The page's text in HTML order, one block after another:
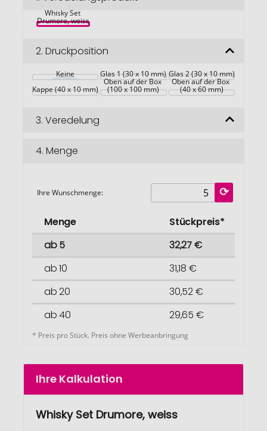
Whisky Set
Drumore, weiss
2. Druckposition
Keine Glas 1 (30 x 10 mm) Glas 2 (30 x 10 mm)
Kappe (40 x 10 mm)
Oben auf der Box
(100 x 100 mm)
Oben auf der Box
(40 x 60 mm)
3. Veredelung
4. Menge
Ihre Wunschmenge:
Menge
Stückpreis*
ab 5
32,27 €
ab 10
31,18 €
ab 20
30,52 €
ab 40
29,65 €
* Preis pro Stück. Preis ohne Werbeanbringung
Ihre Kalkulation
Whisky Set Drumore, weiss